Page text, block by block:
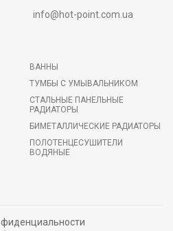
info@hot-point.com.ua
ВАННЫ
ТУМБЫ С УМЫВАЛЬНИКОМ
СТАЛЬНЫЕ ПАНЕЛЬНЫЕ
РАДИАТОРЫ
БИМЕТАЛЛИЧЕСКИЕ РАДИАТОРЫ
ПОЛОТЕНЦЕСУШИТЕЛИ
ВОДЯНЫЕ